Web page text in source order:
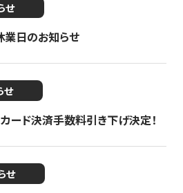
せ
業日のお知らせ
せ
ード決済手数料引き下げ決定！
せ